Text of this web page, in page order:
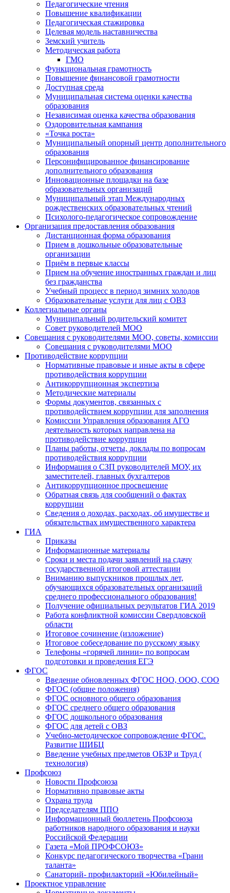
Педагогические чтения
Повышение квалификации
Педагогическая стажировка
Целевая модель наставничества
Земский учитель
Методическая работа
ГМО
Функциональная грамотность
Повышение финансовой грамотности
Доступная среда
Муниципальная система оценки качества
образования
Независимая оценка качества образования
Оздоровительная кампания
«Точка роста»
Муниципальный опорный центр дополнительного
образования
Персонифицированное финансирование
дополнительного образования
Инновационные площадки на базе
образовательных организаций
Муниципальный этап Международных
рождественских образовательных чтений
Психолого-педагогическое сопровождение
Организация предоставления образования
Дистанционная форма образования
Прием в дошкольные образовательные
организации
Приём в первые классы
Прием на обучение иностранных граждан и лиц
без гражданства
Учебный процесс в период зимних холодов
Образовательные услуги для лиц с ОВЗ
Коллегиальные органы
Муниципальный родительский комитет
Совет руководителей МОО
Совещания с руководителями МОО, советы, комиссии
Совещания с руководителями МОО
Противодействие коррупции
Нормативные правовые и иные акты в сфере
противодействия коррупции
Антикоррупционная экспертиза
Методические материалы
Формы документов, связанных с
противодействием коррупции для заполнения
Комиссии Управления образования АГО
деятельность которых направлена на
противодействие коррупции
Планы работы, отчеты, доклады по вопросам
противодействия коррупции
Информация о СЗП руководителей МОУ, их
заместителей, главных бухгалтеров
Антикоррупционное просвещение
Обратная связь для сообщений о фактах
коррупции
Сведения о доходах, расходах, об имуществе и
обязательствах имущественного характера
ГИА
Приказы
Информационные материалы
Сроки и места подачи заявлений на сдачу
государственной итоговой аттестации
Вниманию выпускников прошлых лет,
обучающихся образовательных организаций
среднего профессионального образования!
Получение официальных результатов ГИА 2019
Работа конфликтной комиссии Свердловской
области
Итоговое сочинение (изложение)
Итоговое собеседование по русскому языку
Телефоны «горячей линии» по вопросам
подготовки и проведения ЕГЭ
ФГОС
Введение обновленных ФГОС НОО, ООО, СОО
ФГОС (общие положения)
ФГОС основного общего образования
ФГОС среднего общего образования
ФГОС дошкольного образования
ФГОС для детей с ОВЗ
Учебно-методическое сопровождение ФГОС.
Развитие ШИБЦ
Введение учебных предметов ОБЗР и Труд (
технология)
Профсоюз
Новости Профсоюза
Нормативно правовые акты
Охрана труда
Председателям ППО
Информационный бюллетень Профсоюза
работников народного образования и науки
Российской Федерации
Газета «Мой ПРОФСОЮЗ»
Конкурс педагогического творчества «Грани
таланта»
Санаторий- профилакторий «Юбилейный»
Проектное управление